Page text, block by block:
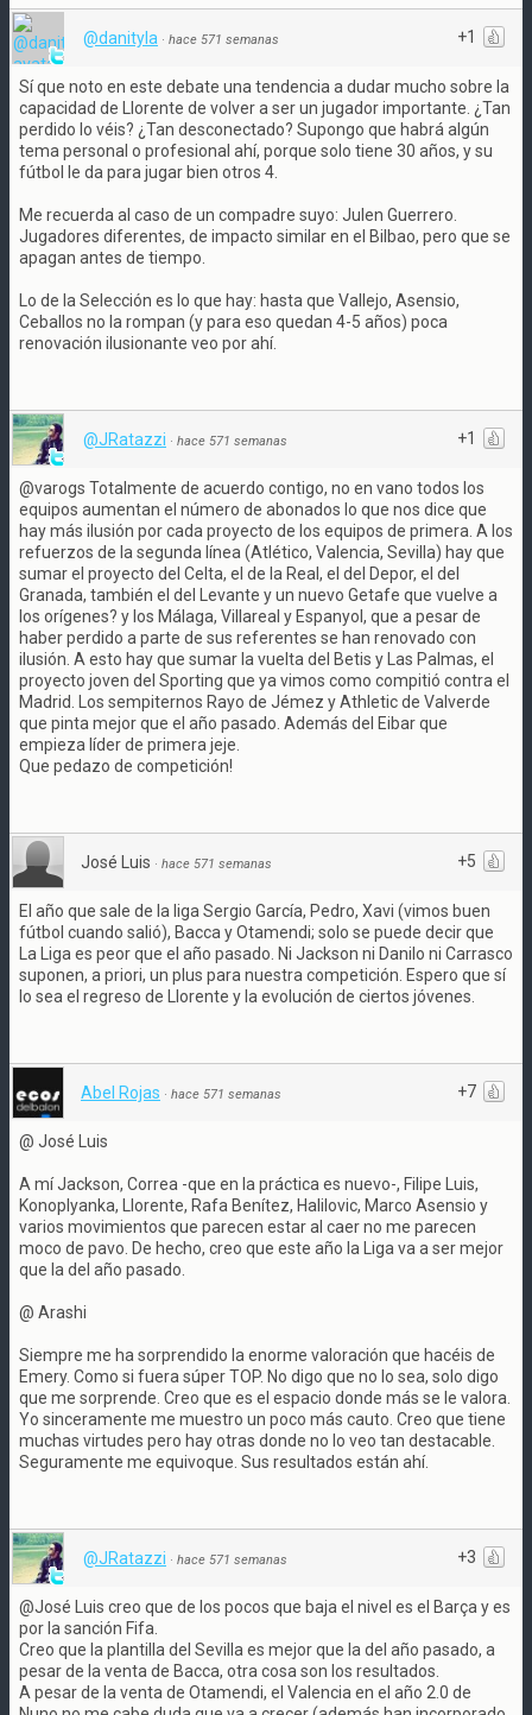
+1
@danityla · hace 571 semanas
Sí que noto en este debate una tendencia a dudar mucho sobre la
capacidad de Llorente de volver a ser un jugador importante. ¿Tan
perdido lo véis? ¿Tan desconectado? Supongo que habrá algún
tema personal o profesional ahí, porque solo tiene 30 años, y su
fútbol le da para jugar bien otros 4.
Me recuerda al caso de un compadre suyo: Julen Guerrero.
Jugadores diferentes, de impacto similar en el Bilbao, pero que se
apagan antes de tiempo.
Lo de la Selección es lo que hay: hasta que Vallejo, Asensio,
Ceballos no la rompan (y para eso quedan 4-5 años) poca
renovación ilusionante veo por ahí.
+1
@JRatazzi · hace 571 semanas
@varogs Totalmente de acuerdo contigo, no en vano todos los
equipos aumentan el número de abonados lo que nos dice que
hay más ilusión por cada proyecto de los equipos de primera. A los
refuerzos de la segunda línea (Atlético, Valencia, Sevilla) hay que
sumar el proyecto del Celta, el de la Real, el del Depor, el del
Granada, también el del Levante y un nuevo Getafe que vuelve a
los orígenes? y los Málaga, Villareal y Espanyol, que a pesar de
haber perdido a parte de sus referentes se han renovado con
ilusión. A esto hay que sumar la vuelta del Betis y Las Palmas, el
proyecto joven del Sporting que ya vimos como compitió contra el
Madrid. Los sempiternos Rayo de Jémez y Athletic de Valverde
que pinta mejor que el año pasado. Además del Eibar que
empieza líder de primera jeje.
Que pedazo de competición!
+5
José Luis · hace 571 semanas
El año que sale de la liga Sergio García, Pedro, Xavi (vimos buen
fútbol cuando salió), Bacca y Otamendi; solo se puede decir que
La Liga es peor que el año pasado. Ni Jackson ni Danilo ni Carrasco
suponen, a priori, un plus para nuestra competición. Espero que sí
lo sea el regreso de Llorente y la evolución de ciertos jóvenes.
+7
Abel Rojas · hace 571 semanas
@ José Luis
A mí Jackson, Correa -que en la práctica es nuevo-, Filipe Luis,
Konoplyanka, Llorente, Rafa Benítez, Halilovic, Marco Asensio y
varios movimientos que parecen estar al caer no me parecen
moco de pavo. De hecho, creo que este año la Liga va a ser mejor
que la del año pasado.
@ Arashi
Siempre me ha sorprendido la enorme valoración que hacéis de
Emery. Como si fuera súper TOP. No digo que no lo sea, solo digo
que me sorprende. Creo que es el espacio donde más se le valora.
Yo sinceramente me muestro un poco más cauto. Creo que tiene
muchas virtudes pero hay otras donde no lo veo tan destacable.
Seguramente me equivoque. Sus resultados están ahí.
+3
@JRatazzi · hace 571 semanas
@José Luis creo que de los pocos que baja el nivel es el Barça y es
por la sanción Fifa.
Creo que la plantilla del Sevilla es mejor que la del año pasado, a
pesar de la venta de Bacca, otra cosa son los resultados.
A pesar de la venta de Otamendi, el Valencia en el año 2.0 de